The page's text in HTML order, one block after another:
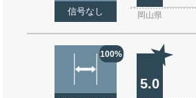
信号なし 岡山県
100%
5.0